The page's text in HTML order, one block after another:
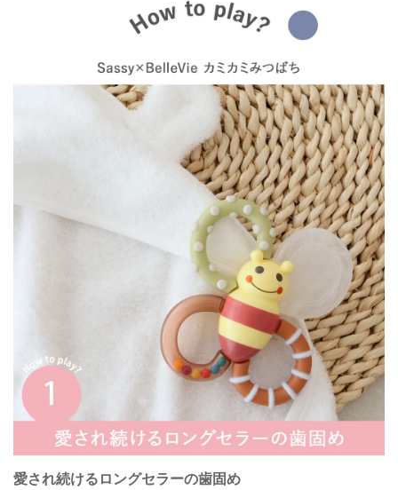
愛され続けるロングセラーの歯固め